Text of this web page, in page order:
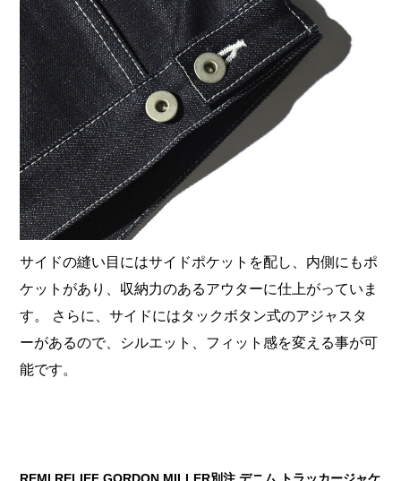
サイドの縫い目にはサイドポケットを配し、内側にもポ
ケットがあり、収納力のあるアウターに仕上がっていま
す。 さらに、サイドにはタックボタン式のアジャスタ
ーがあるので、シルエット、フィット感を変える事が可
能です。